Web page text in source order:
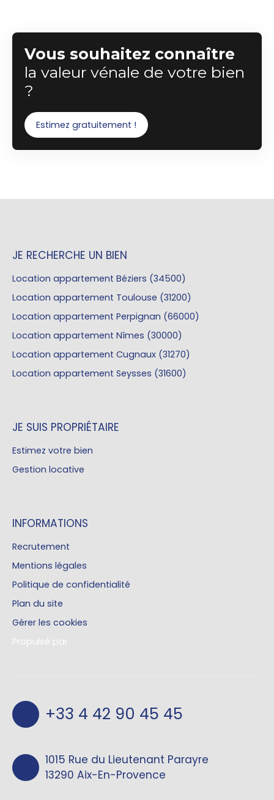
Vous souhaitez connaître
la valeur vénale de votre bien
?
Estimez gratuitement !
JE RECHERCHE UN BIEN
Location appartement Béziers (34500)
Location appartement Toulouse (31200)
Location appartement Perpignan (66000)
Location appartement Nîmes (30000)
Location appartement Cugnaux (31270)
Location appartement Seysses (31600)
JE SUIS PROPRIÉTAIRE
Estimez votre bien
Gestion locative
INFORMATIONS
Recrutement
Mentions légales
Politique de confidentialité
Plan du site
Gérer les cookies
Propulsé par
+33 4 42 90 45 45
1015 Rue du Lieutenant Parayre
13290 Aix-En-Provence